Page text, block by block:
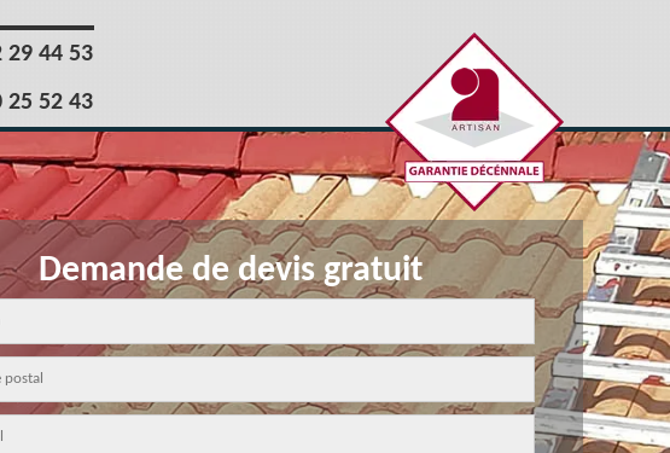
29 44 53
25 52 43
Demande de devis gratuit